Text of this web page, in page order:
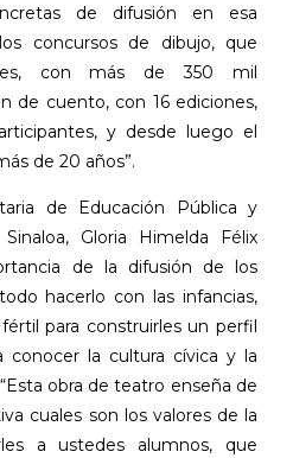
de difusión en esa
concursos de dibujo, que
con más de 350 mil
de cuento, con 16 ediciones,
y desde luego el
de 20 años”.
de Educación Pública y
Gloria Himelda Félix
de la difusión de los
hacerlo con las infancias,
para construirles un perfil
conocer la cultura cívica y la
obra de teatro enseña de
cuales son los valores de la
a ustedes alumnos, que